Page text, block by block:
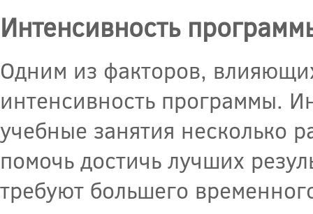
Интенсивность
Одним из факторов,
интенсивность программы.
учебные занятия несколько
помочь достичь лучших
требуют большего